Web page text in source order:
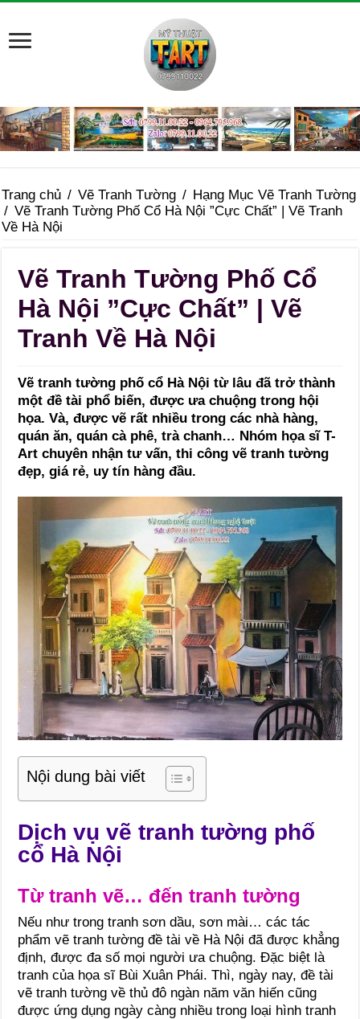
Trang chủ / Vẽ Tranh Tường / Hạng Mục Vẽ Tranh Tường
/ Vẽ Tranh Tường Phố Cổ Hà Nội ”Cực Chất” | Vẽ Tranh
Về Hà Nội
Vẽ Tranh Tường Phố Cổ
Hà Nội ”Cực Chất” | Vẽ
Tranh Về Hà Nội
Vẽ tranh tường phố cổ Hà Nội từ lâu đã trở thành
một đề tài phổ biến, được ưa chuộng trong hội
họa. Và, được vẽ rất nhiều trong các nhà hàng,
quán ăn, quán cà phê, trà chanh… Nhóm họa sĩ T-
Art chuyên nhận tư vấn, thi công vẽ tranh tường
đẹp, giá rẻ, uy tín hàng đầu.
Nội dung bài viết
Dịch vụ vẽ tranh tường phố
cổ Hà Nội
Từ tranh vẽ… đến tranh tường
Nếu như trong tranh sơn dầu, sơn mài… các tác
phẩm vẽ tranh tường đề tài về Hà Nội đã được khẳng
định, được đa số mọi người ưa chuộng. Đặc biệt là
tranh của họa sĩ Bùi Xuân Phái. Thì, ngày nay, đề tài
vẽ tranh tường về thủ đô ngàn năm văn hiến cũng
được ứng dụng ngày càng nhiều trong loại hình tranh